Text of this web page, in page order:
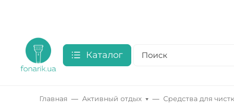
Каталог
Главная Активный отдых Средства для